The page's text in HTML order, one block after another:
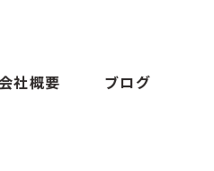
会社概要 ブログ